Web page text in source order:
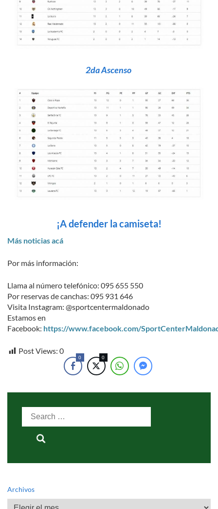
2da Ascenso
¡A defender la camiseta!
Más noticias acá
Por más información:
Llama al número telefónico: 095 655 550
Por reservas de canchas: 095 931 646
Visita Instagram: @sportcentermaldonado
Estamos en
Facebook: https://www.facebook.com/
Post Views: 0
0 0
Search
Archivos
Archivos